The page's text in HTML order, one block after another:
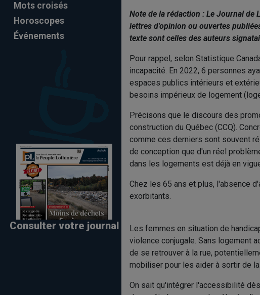
Mots croisés
Horoscopes
Événements
Consulter votre journal
Note de la rédaction : Le Journal de
lettres d'opinion ou ouvertes
texte sont celles des auteurs
Pour rappel, selon Statistique
incapacité. En 2022, 6 personnes
espaces publics intérieurs et
besoins impérieux de logement
Précisons que le discours des
construction du Québec (CCQ).
comme ces derniers sont souvent
de conception que d'un réel
dans les logements est déjà en
Chez les 65 ans et plus, l'absence
exorbitants.
Les femmes en situation de
violence conjugale. Sans logement
de se retrouver à la rue,
mobiliser pour les aider à sortir de
On sait qu'intégrer l'accessibilité